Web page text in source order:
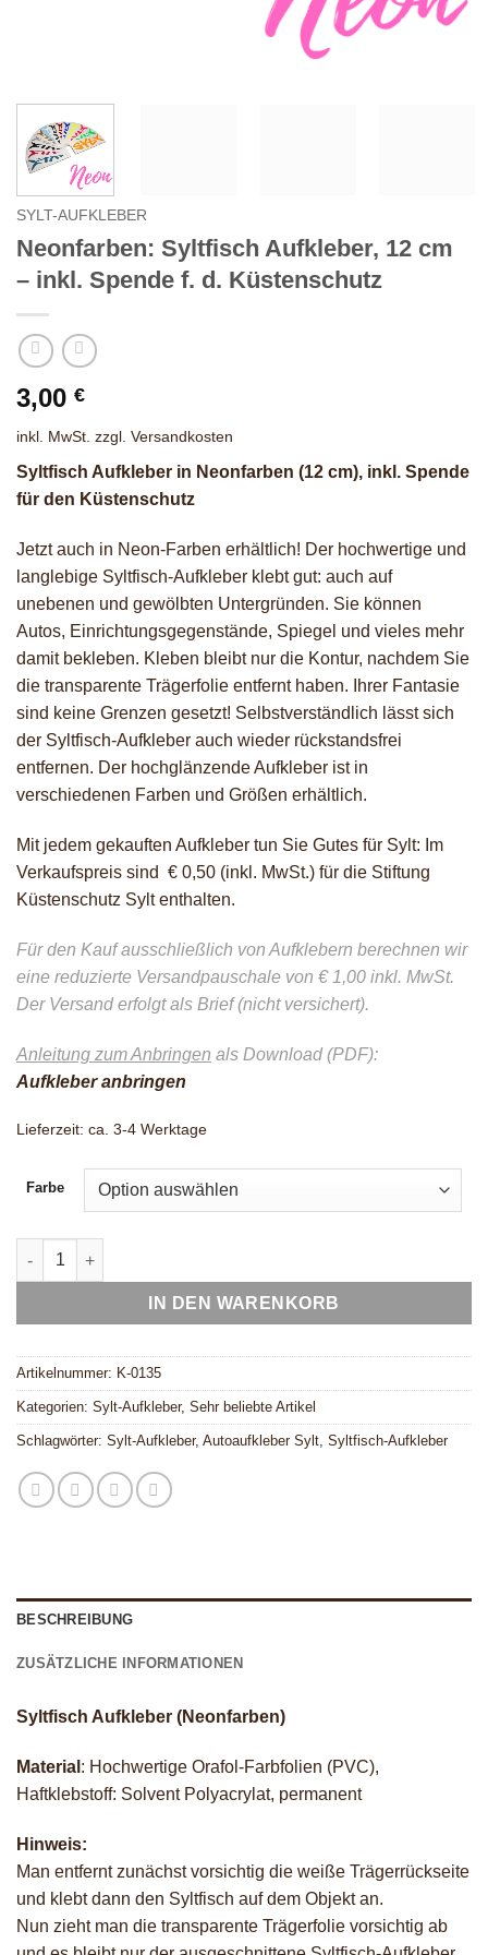
SYLT-AUFKLEBER
Neonfarben: Syltfisch Aufkleber, 12 cm
– inkl. Spende f. d. Küstenschutz
3,00 €
inkl. MwSt. zzgl. Versandkosten
Syltfisch Aufkleber in Neonfarben (12 cm), inkl. Spende
für den Küstenschutz
Jetzt auch in Neon-Farben erhältlich! Der hochwertige und
langlebige Syltfisch-Aufkleber klebt gut: auch auf
unebenen und gewölbten Untergründen. Sie können
Autos, Einrichtungsgegenstände, Spiegel und vieles mehr
damit bekleben. Kleben bleibt nur die Kontur, nachdem Sie
die transparente Trägerfolie entfernt haben. Ihrer Fantasie
sind keine Grenzen gesetzt! Selbstverständlich lässt sich
der Syltfisch-Aufkleber auch wieder rückstandsfrei
entfernen. Der hochglänzende Aufkleber ist in
verschiedenen Farben und Größen erhältlich.
Mit jedem gekauften Aufkleber tun Sie Gutes für Sylt: Im
Verkaufspreis sind € 0,50 (inkl. MwSt.) für die Stiftung
Küstenschutz Sylt enthalten.
Für den Kauf ausschließlich von Aufklebern berechnen wir
eine reduzierte Versandpauschale von € 1,00 inkl. MwSt.
Der Versand erfolgt als Brief (nicht versichert).
Anleitung zum Anbringen als Download (PDF):
Aufkleber anbringen
Lieferzeit: ca. 3-4 Werktage
Farbe
Neonfarben: Syltfisch Aufkleber, 12 cm - inkl. Spende f. d.
IN DEN WARENKORB
Artikelnummer: K-0135
Kategorien: Sylt-Aufkleber, Sehr beliebte Artikel
Schlagwörter: Sylt-Aufkleber, Autoaufkleber Sylt, Syltfisch-Aufkleber
BESCHREIBUNG
ZUSÄTZLICHE INFORMATIONEN
Syltfisch Aufkleber (Neonfarben)
Material : Hochwertige Orafol-Farbfolien (PVC),
Haftklebstoff: Solvent Polyacrylat, permanent
Hinweis:
Man entfernt zunächst vorsichtig die weiße Trägerrückseite
und klebt dann den Syltfisch auf dem Objekt an.
Nun zieht man die transparente Trägerfolie vorsichtig ab